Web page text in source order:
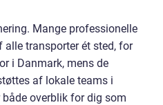
Mange professionelle
alle transporter ét sted, for
i Danmark, mens de
af lokale teams i
overblik for dig som